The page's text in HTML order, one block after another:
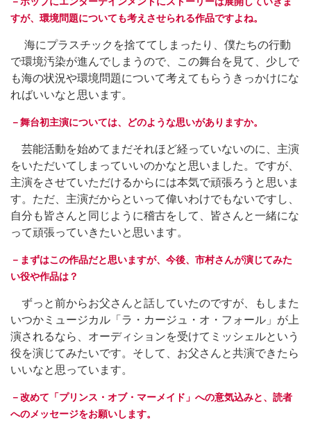
すが、環境問題についても考えさせられる作品ですよね。
海にプラスチックを捨ててしまったり、僕たちの行動
で環境汚染が進んでしまうので、この舞台を見て、少しで
も海の状況や環境問題について考えてもらうきっかけにな
ればいいなと思います。
－舞台初主演については、どのような思いがありますか。
芸能活動を始めてまだそれほど経っていないのに、主演
をいただいてしまっていいのかなと思いました。ですが、
主演をさせていただけるからには本気で頑張ろうと思いま
す。ただ、主演だからといって偉いわけでもないですし、
自分も皆さんと同じように稽古をして、皆さんと一緒にな
って頑張っていきたいと思います。
－まずはこの作品だと思いますが、今後、市村さんが演じてみた
い役や作品は？
ずっと前からお父さんと話していたのですが、もしまた
いつかミュージカル「ラ・カージュ・オ・フォール」が上
演されるなら、オーディションを受けてミッシェルという
役を演じてみたいです。そして、お父さんと共演できたら
いいなと思っています。
－改めて「プリンス・オブ・マーメイド」への意気込みと、読者
へのメッセージをお願いします。